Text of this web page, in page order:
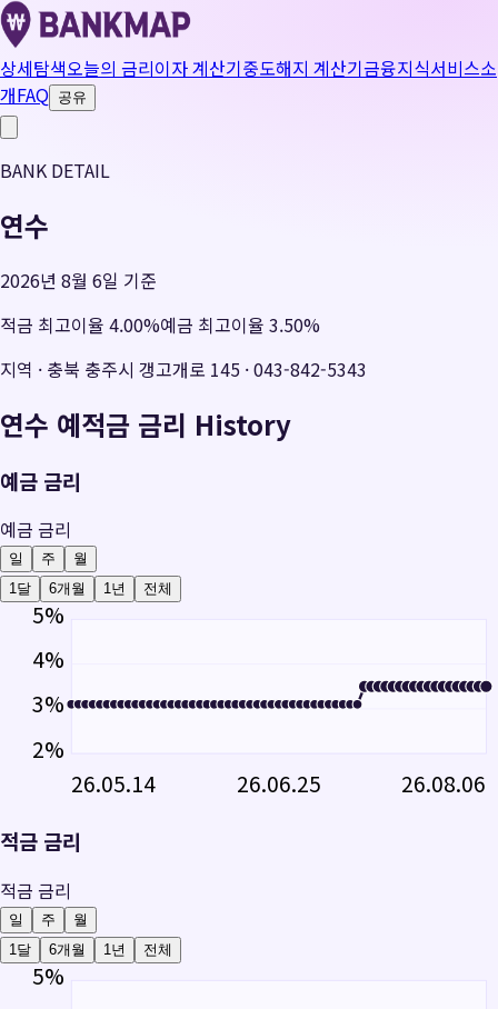
상세탐색오늘의 금리이자 계산기중도해지 계산기금융지식서비스소
개FAQ 공유
BANK DETAIL
연수
2026년 8월 6일 기준
적금 최고이율 4.00%예금 최고이율 3.50%
지역 · 충북 충주시 갱고개로 145 ·043-842-5343
연수 예적금 금리 History
예금 금리
예금 금리
일 주
월
1달
6개월 1년 전체
5%
4%
3%
2%
26.05.14
26.06.25 26.08.06
적금 금리
적금 금리
일 주
월
1달
6개월 1년 전체
5%